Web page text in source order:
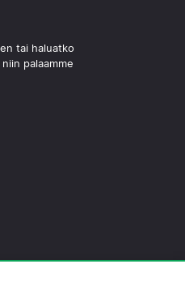
tai haluatko
palaamme